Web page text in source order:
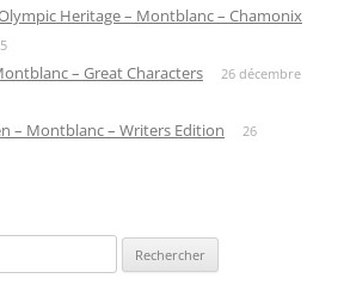
Heritage – Montblanc – Chamonix
– Great Characters
26 décembre
– Montblanc – Writers Edition
26